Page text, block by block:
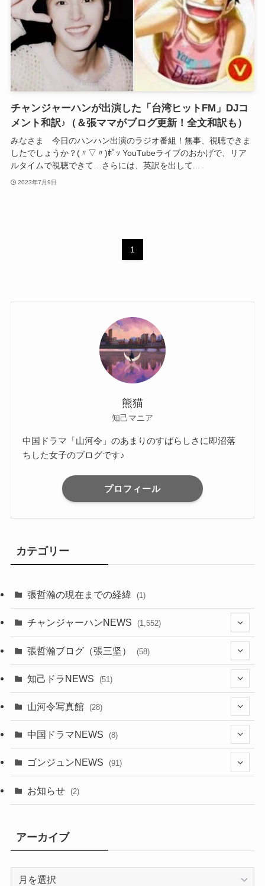
チャンジャーハンが出演した「台湾ヒットFM」DJコ
メント和訳♪（＆張ママがブログ更新！全文和訳も）
みなさま 今日のハンハン出演のラジオ番組！無事、視聴できま
したでしょうか？(〃▽〃)ﾎﾟｯ YouTubeライブのおかげで、リア
ルタイムで視聴できて…さらには、英訳を出して...
2023年7月9日
1
熊猫
知己マニア
中国ドラマ「山河令」のあまりのすばらしさに即沼落
ちした女子のブログです♪
プロフィール
カテゴリー
張哲瀚の現在までの経緯 (1)
チャンジャーハンNEWS (1,552)
(9)
(29)
(20)
(21)
張哲瀚ブログ（張三坚） (58)
(14)
知己ドラNEWS (51)
(42)
(5)
山河令写真館 (28)
(17)
中国ドラマNEWS (8)
(1)
(6)
ゴンジュンNEWS (91)
(16)
お知らせ (2)
アーカイブ